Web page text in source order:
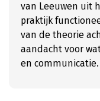
van Leeuwen uit
praktijk
van de theorie
aandacht voor
en communicatie.